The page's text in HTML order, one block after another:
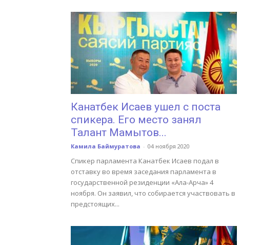
Канатбек Исаев ушел с поста
спикера. Его место занял
Талант Мамытов...
Камила Баймуратова - 04 ноября 2020
Спикер парламента Канатбек Исаев подал в
отставку во время заседания парламента в
государственной резиденции «Ала-Арча» 4
ноября. Он заявил, что собирается участвовать в
предстоящих...